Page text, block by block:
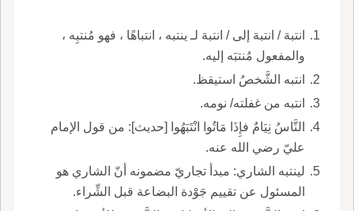
انتبهَ / انتبهَ إلى / انتبهَ لـ ينتبه ، انتباهًا ، فهو مُنتبِه ،
والمفعول مُنتبَه إليه.
انتبه الشَّخصُ استيقظ.
انتبه من غفلته/ نومه.
النَّاسُ نِيَامٌ فإِذَا مَاتُوا انْتَبَهُوا [حديث]: من قول الإمام
عليّ رضي الله عنه.
لينتبه الشاري: مبدأ تجاريّ مضمونه أنّ الشاري هو
المسئول عن تقييم جَوْدة البضاعة قبل الشِّراء.